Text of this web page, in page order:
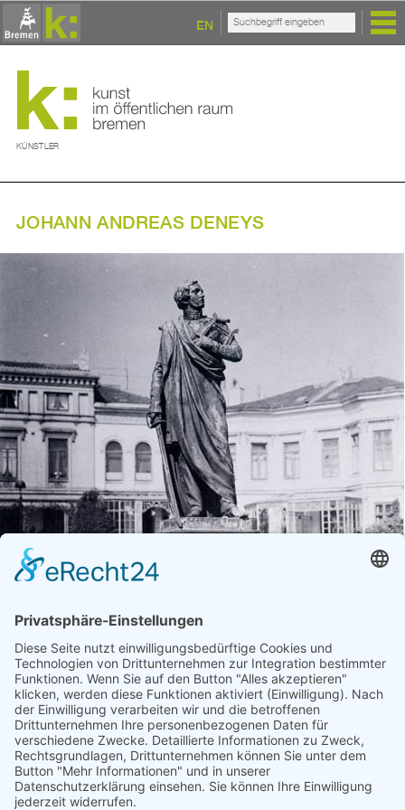
EN
KÜNSTLER
JOHANN ANDREAS DENEYS